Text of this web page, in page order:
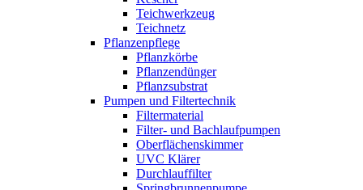
Teichwerkzeug
Teichnetz
Pflanzenpflege
Pflanzkörbe
Pflanzendünger
Pflanzsubstrat
Pumpen und Filtertechnik
Filtermaterial
Filter- und Bachlaufpumpen
Oberflächenskimmer
UVC Klärer
Durchlauffilter